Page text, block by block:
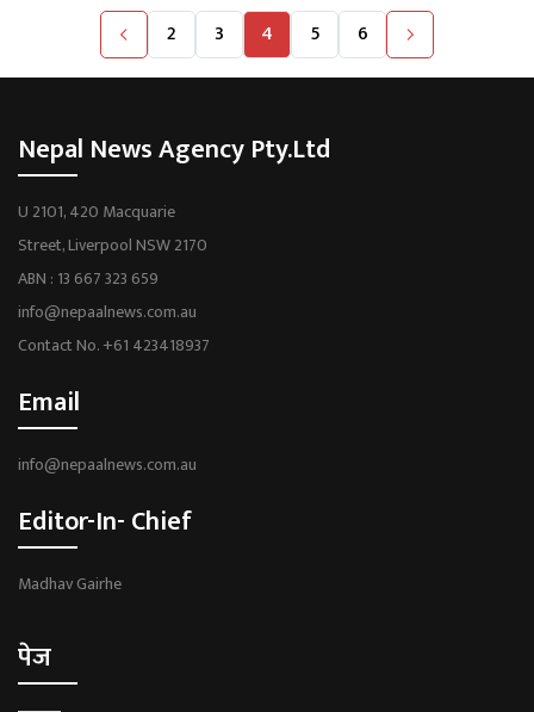
2 3 4 5 6
Nepal News Agency Pty.Ltd
U 2101, 420 Macquarie
Street, Liverpool NSW 2170
ABN : 13 667 323 659
info@nepaalnews.com.au
Contact No. +61 423418937
Email
info@nepaalnews.com.au
Editor-In- Chief
Madhav Gairhe
पेज